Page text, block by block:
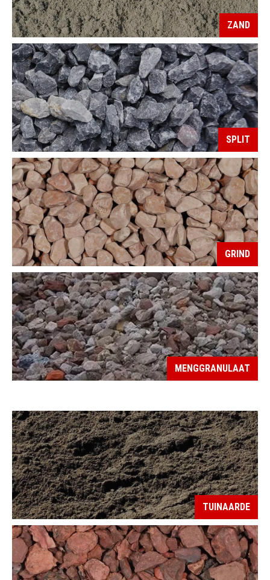
ZAND
SPLIT
GRIND
MENGGRANULAAT
TUINAARDE